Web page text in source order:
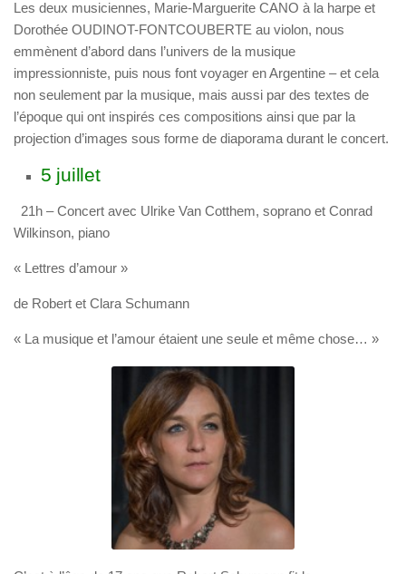
Les deux musiciennes, Marie-Marguerite CANO à la harpe et
Dorothée OUDINOT-FONTCOUBERTE au violon, nous
emmènent d’abord dans l’univers de la musique
impressionniste, puis nous font voyager en Argentine – et cela
non seulement par la musique, mais aussi par des textes de
l’époque qui ont inspirés ces compositions ainsi que par la
projection d’images sous forme de diaporama durant le concert.
5 juillet
21h – Concert avec Ulrike Van Cotthem, soprano et Conrad
Wilkinson, piano
« Lettres d’amour »
de Robert et Clara Schumann
« La musique et l’amour étaient une seule et même chose… »